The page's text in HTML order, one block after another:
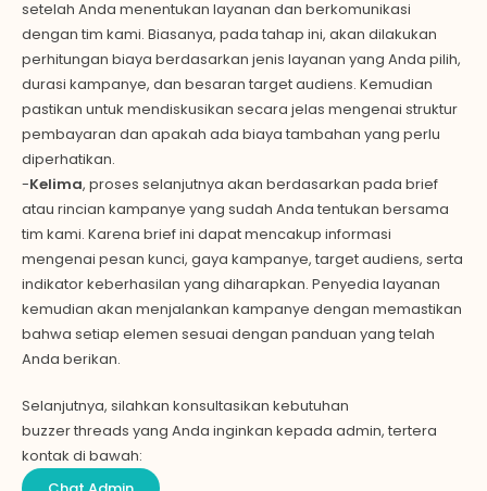
setelah Anda menentukan layanan dan berkomunikasi
dengan tim kami. Biasanya, pada tahap ini, akan dilakukan
perhitungan biaya berdasarkan jenis layanan yang Anda pilih,
durasi kampanye, dan besaran target audiens. Kemudian
pastikan untuk mendiskusikan secara jelas mengenai struktur
pembayaran dan apakah ada biaya tambahan yang perlu
diperhatikan.
-Kelima, proses selanjutnya akan berdasarkan pada brief
atau rincian kampanye yang sudah Anda tentukan bersama
tim kami. Karena brief ini dapat mencakup informasi
mengenai pesan kunci, gaya kampanye, target audiens, serta
indikator keberhasilan yang diharapkan. Penyedia layanan
kemudian akan menjalankan kampanye dengan memastikan
bahwa setiap elemen sesuai dengan panduan yang telah
Anda berikan.
Selanjutnya, silahkan konsultasikan kebutuhan
buzzerthreads yang Anda inginkan kepada admin, tertera
kontak di bawah: